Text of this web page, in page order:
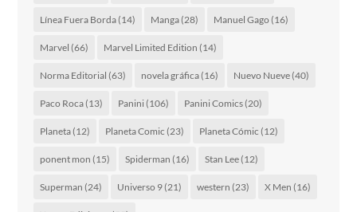
Línea Fuera Borda(14) Manga(28) Manuel Gago (16)
Marvel (66) Marvel Limited Edition (14)
Norma Editorial (63) novela gráfica(16) Nuevo Nueve(40)
Paco Roca(13) Panini(106) Panini Comics(20)
Planeta(12) Planeta Comic (23) Planeta Cómic (12)
ponent mon (15) Spiderman (16) Stan Lee(12)
Superman (24) Universo 9(21) western (23) X Men (16)